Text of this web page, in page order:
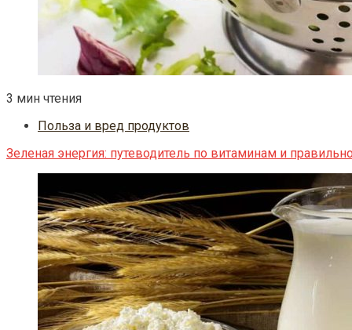
3 мин чтения
Польза и вред продуктов
Зеленая энергия: путеводитель по витаминам и